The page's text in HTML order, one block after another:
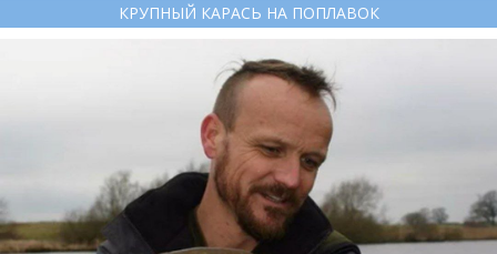
КРУПНЫЙ КАРАСЬ НА ПОПЛАВОК